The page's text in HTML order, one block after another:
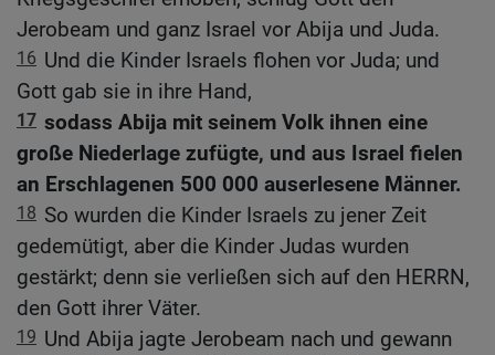
Jerobeam und ganz Israel vor Abija und Juda.
16 Und die Kinder Israels flohen vor Juda; und
Gott gab sie in ihre Hand,
17 sodass Abija mit seinem Volk ihnen eine
große Niederlage zufügte, und aus Israel fielen
an Erschlagenen 500 000 auserlesene Männer.
18 So wurden die Kinder Israels zu jener Zeit
gedemütigt, aber die Kinder Judas wurden
gestärkt; denn sie verließen sich auf den HERRN,
den Gott ihrer Väter.
19 Und Abija jagte Jerobeam nach und gewann